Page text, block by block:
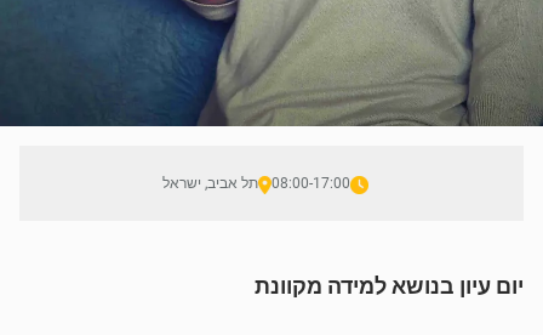
08:00-17:00 תל אביב, ישראל
יום עיון בנושא למידה מקוונת